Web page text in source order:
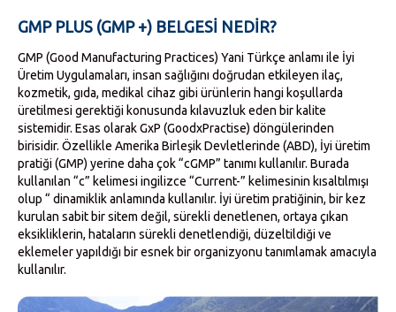
GMP PLUS (GMP +) BELGESI NEDIR?
GMP (Good Manufacturing Practices) Yani Türkçe anlamı ile İyi
Üretim Uygulamaları, insan sağlığını doğrudan etkileyen ilaç,
kozmetik, gıda, medikal cihaz gibi ürünlerin hangi koşullarda
üretilmesi gerektiği konusunda kılavuzluk eden bir kalite
sistemidir. Esas olarak GxP (GoodxPractise) döngülerinden
birisidir. Özellikle Amerika Birleşik Devletlerinde (ABD), İyi üretim
pratiği (GMP) yerine daha çok “cGMP” tanımı kullanılır. Burada
kullanılan “c” kelimesi ingilizce “Current-” kelimesinin kısaltılmışı
olup “ dinamiklik anlamında kullanılır. İyi üretim pratiğinin, bir kez
kurulan sabit bir sitem değil, sürekli denetlenen, ortaya çıkan
eksikliklerin, hataların sürekli denetlendiği, düzeltildiği ve
eklemeler yapıldığı bir esnek bir organizyonu tanımlamak amacıyla
kullanılır.